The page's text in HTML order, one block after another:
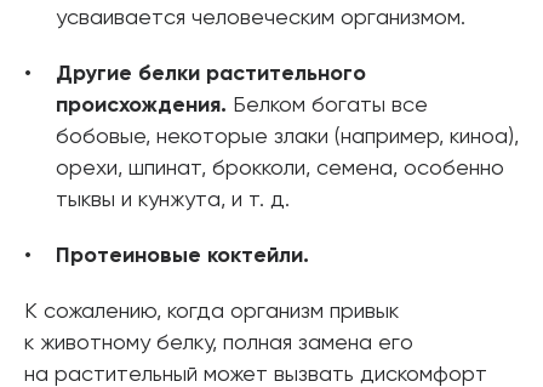
усваивается человеческим организмом.
Другие белки растительного
происхождения. Белком богаты все
бобовые, некоторые злаки (например, киноа),
орехи, шпинат, брокколи, семена, особенно
тыквы и кунжута, и т. д.
Протеиновые коктейли.
К сожалению, когда организм привык
к животному белку, полная замена его
на растительный может вызвать дискомфорт